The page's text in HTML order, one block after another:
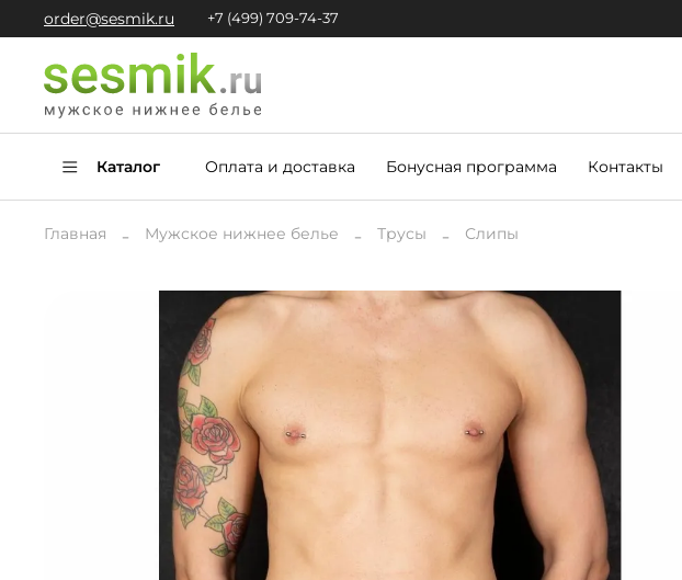
order@sesmik.ru +7 (499) 709-74-37
Каталог Оплата и доставка Бонусная программа Контакты
Главная Мужское нижнее белье Трусы Слипы